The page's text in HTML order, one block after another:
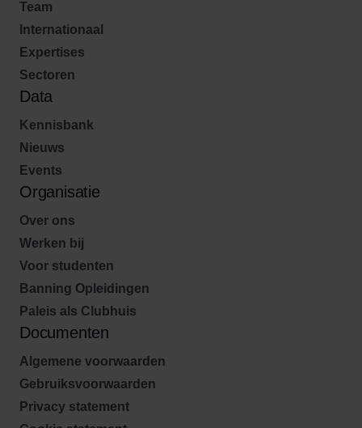
Team
Internationaal
Expertises
Sectoren
Data
Kennisbank
Nieuws
Events
Organisatie
Over ons
Werken bij
Voor studenten
Banning Opleidingen
Paleis als Clubhuis
Documenten
Algemene voorwaarden
Gebruiksvoorwaarden
Privacy statement